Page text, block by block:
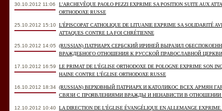
30.10.2012 11:06
L’ARCHEVÊQUE PAOLO PEZZI EXPRIME SA POSITION SUITE AUX
ORTHODOXE RUSSE
25.10.2012 15:10 L’ÉPISCOPAT CATHOLIQUE DE LITUANIE EXPRIME SA SOLIDARITÉ
ATTAQUES CONTRE LA FOI CHRÉTIENNE
25.10.2012 14:05
(RUSSIAN) ПАТРИАРХ СЕРБСКИЙ ИРИНЕЙ ВЫРАЗИЛ
ВРАЖДЕБНОГО ОТНОШЕНИЯ К РУССКОЙ ПРАВОСЛАВНОЙ ЦЕРКВИ
17.10.2012 16:59
LE PRIMAT DE L’ÉGLISE ORTHODOXE DE POLOGNE EXPRIME SON
HAINE CONTRE L’ÉGLISE ORTHODOXE RUSSE
16.10.2012 18:34 (RUSSIAN) ВЕРХОВНЫЙ ПАТРИАРХ И КАТОЛИКОС ВСЕХ АРМЯН
СВЯЗИ С ПРОЯВЛЕНИЯМИ ВРАЖДЫ И НЕНАВИСТИ В ОТНОШЕНИИ
12.10.2012 10:40 LA DIRECTION DE L’ÉGLISE ÉVANGÉLIQUE EN ALLEMANGE